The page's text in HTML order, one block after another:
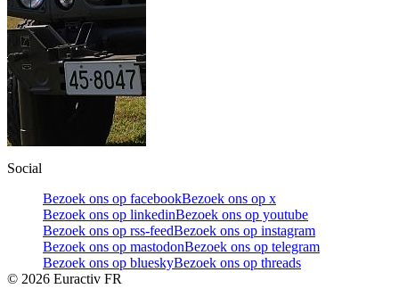
Social
Bezoek ons op facebookBezoek ons op x
Bezoek ons op linkedinBezoek ons op youtube
Bezoek ons op rss-feedBezoek ons op instagram
Bezoek ons op mastodonBezoek ons op telegram
Bezoek ons op blueskyBezoek ons op threads
© 2026 Euractiv FR